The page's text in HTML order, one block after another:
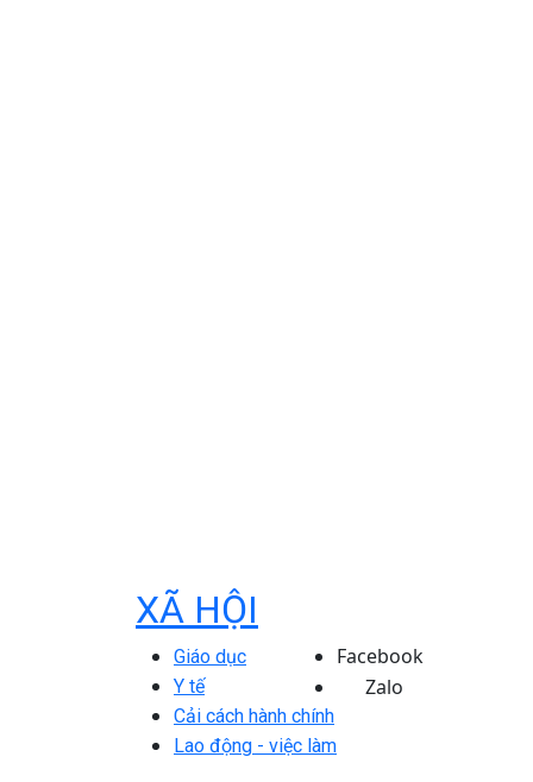
XÃ HỘI
Giáo dục
Y tế
Cải cách hành chính
Lao động - việc làm
Facebook
Zalo